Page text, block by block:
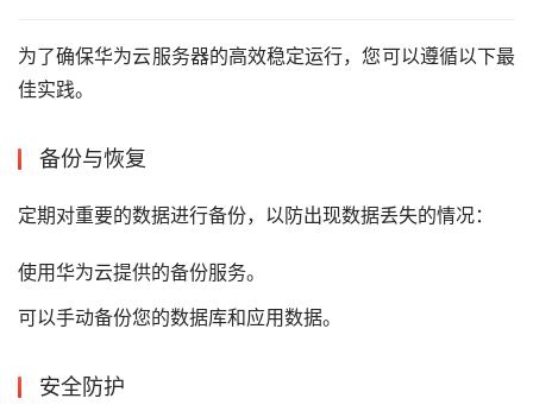
为了确保华为云服务器的高效稳定运行，您可以遵循以下最
佳实践。
备份与恢复
定期对重要的数据进行备份，以防出现数据丢失的情况：
使用华为云提供的备份服务。
可以手动备份您的数据库和应用数据。
安全防护